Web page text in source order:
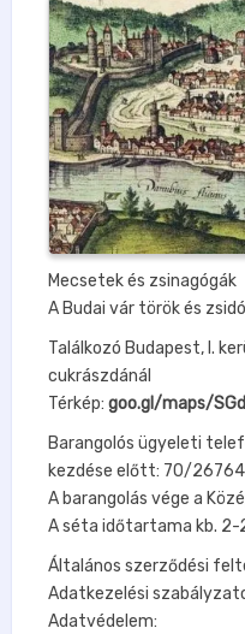
Mecsetek és zsinagógák
A Budai vár török és
Találkozó Budapest, I.
cukrászdánál
Térkép: goo.gl/maps/
Barangolós ügyeleti
kezdése előtt: 70/
A barangolás vége a
A séta időtartama kb. 2-
Általános szerződési
Adatkezelési
Adatvédelem: